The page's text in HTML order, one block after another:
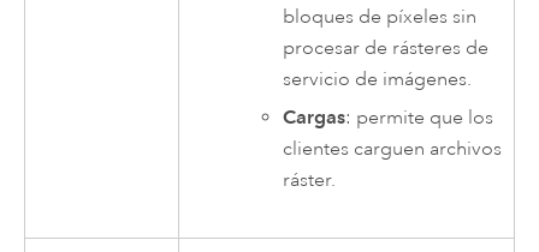
bloques de píxeles sin
procesar de rásteres de
servicio de imágenes.
Cargas: permite que los
clientes carguen archivos
ráster.